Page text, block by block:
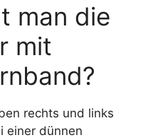
man die
mit
rechts und links
einer dünnen